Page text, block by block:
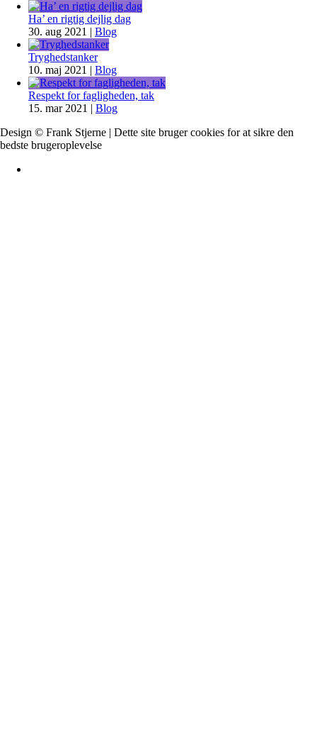
Ha’ en rigtig dejlig dag
30. aug 2021 | Blog
Tryghedstanker
10. maj 2021 | Blog
Respekt for fagligheden, tak
15. mar 2021 | Blog
Design © Frank Stjerne | Dette site bruger cookies for at sikre den
bedste brugeroplevelse